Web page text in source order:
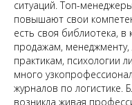
ситуаций. Топ-
повышают свои
есть своя библиотека,
продажам, менеджменту,
практикам, психологии
много
журналов по логистике.
возникла живая